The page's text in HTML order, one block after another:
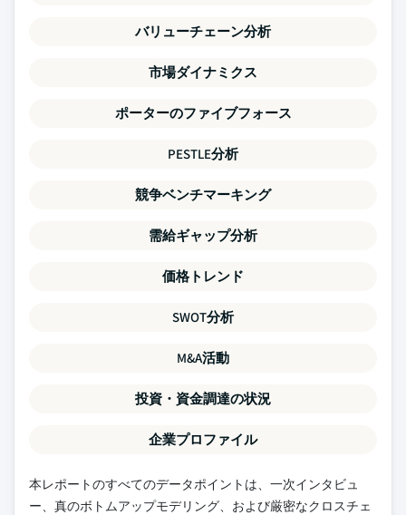
バリューチェーン分析
市場ダイナミクス
ポーターのファイブフォース
PESTLE分析
競争ベンチマーキング
需給ギャップ分析
価格トレンド
SWOT分析
M&A活動
投資・資金調達の状況
企業プロファイル
本レポートのすべてのデータポイントは、一次インタビュ
ー、真のボトムアップモデリング、および厳密なクロスチェ